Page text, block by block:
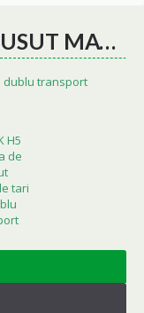
JACK H5 MASINA DE CUSUT MATERIALE TARI CU DUBLU TRANSPORT